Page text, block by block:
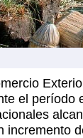
el período
incremento